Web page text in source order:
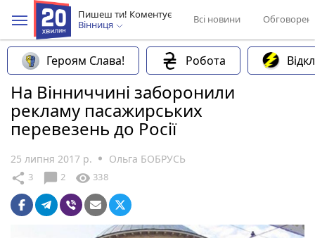
Пишеш ти! Коментує
Вінниця
Всі новини
Героям Слава! Робота
На Вінниччині заборонили
рекламу пасажирських
перевезень до Росії
25 липня 2017 р. Ольга БОБРУСЬ
share 3 chat_bubble 2 visibility 338